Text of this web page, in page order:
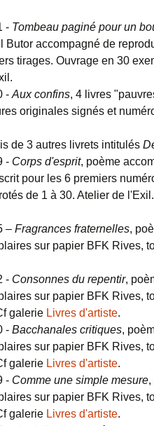
- Tombeau paginé pour un
Butor accompagné de
tirages. Ouvrage en 30
- Aux confins, 4 livres
originales signés et
de 3 autres livrets intitulés
- Corps d'esprit, poème
pour les 6 premiers
de 1 à 30. Atelier de l'Exil.
– Fragrances fraternelles,
sur papier BFK Rives,
- Consonnes du repentir,
sur papier BFK Rives,
galerie Livres d'artiste.
- Bacchanales critiques,
sur papier BFK Rives,
galerie Livres d'artiste.
- Comme une simple mesure,
sur papier BFK Rives,
galerie Livres d'artiste.